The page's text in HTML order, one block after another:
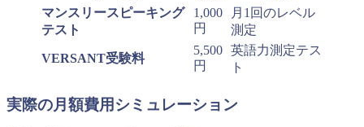
マンスリースピーキング
テスト
1,000
円
月1回のレベル
測定
VERSANT受験料
5,500
円
英語力測定テス
ト
実際の月額費用シミュレーション